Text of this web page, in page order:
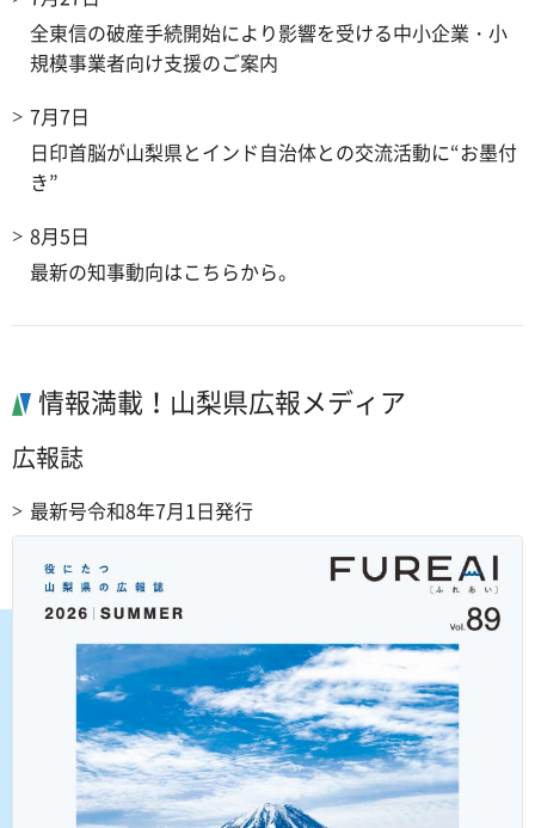
全東信の破産手続開始により影響を受ける中小企業・小
規模事業者向け支援のご案内
7月7日
日印首脳が山梨県とインド自治体との交流活動に“お墨付
き”
8月5日
最新の知事動向はこちらから。
情報満載！山梨県広報メディア
広報誌
最新号令和8年7月1日発行